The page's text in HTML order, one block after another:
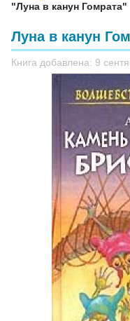
"Луна в канун Гомрата"
Луна в канун
Книга добавлена: 9